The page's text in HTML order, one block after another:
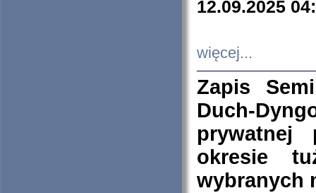
12.09.2025
więcej...
Zapis
Duch-
prywatnej
okresie
wybranych